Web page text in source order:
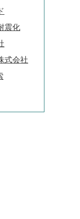
震化
式会社